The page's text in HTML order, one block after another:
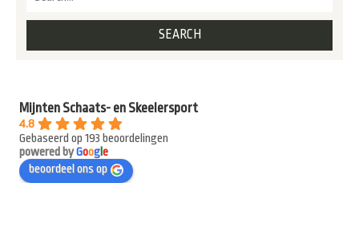
Mijnten Schaats- en Skeelersport
4.8
Gebaseerd op 193 beoordelingen
powered byGoogle
beoordeel ons op